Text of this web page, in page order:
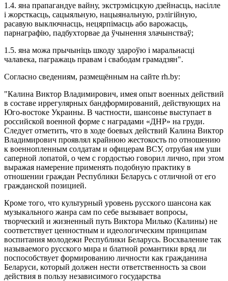
1.4. яна прапагандуе вайну, экстрэмісцкую дзейнасць, насілле
i жорсткасць, сацыяльную, нацыянальную, рэлiгiйную,
расавую выключнасць, нецярпiмасць або варожасць,
парнаграфiю, падбухторвае да ўчынення злачынстваў;
1.5. яна можа прычынiць шкоду здароўю i маральнасцi
чалавека, пагражаць правам і свабодам грамадзян".
Согласно сведениям, размещённым на сайте rh.by:
"Калина Виктор Владимирович, имея опыт военных действий
в составе иррегулярных бандформирований, действующих на
Юго-востоке Украины. В частности, шансонье выступает в
российской военной форме с наградами «ДНР» на груди.
Следует отметить, что в ходе боевых действий Калина Виктор
Владимирович проявлял крайнюю жестокость по отношению
к военнопленным солдатам и офицерам ВСУ, отрубая им уши
саперной лопатой, о чем с гордостью говорил лично, при этом
выражая намерение применять подобную практику в
отношении граждан Республики Беларусь с отличной от его
гражданской позицией.
Кроме того, что культурный уровень русского шансона как
музыкального жанра сам по себе вызывает вопросы,
творческий и жизненный путь Виктора Милько (Калины) не
соответствует ценностным и идеологическим принципам
воспитания молодежи Республики Беларусь. Восхваление так
называемого русского мира и блатной романтики вряд ли
поспособствует формированию личности как гражданина
Беларуси, который должен нести ответственность за свои
действия в пользу независимого государства